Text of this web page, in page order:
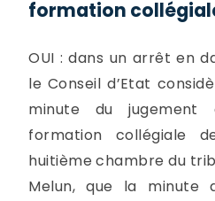
formation
OUI : dans un arrêt en
le Conseil d’Etat
minute du jugement
formation collégiale
huitième chambre du
Melun, que la minute